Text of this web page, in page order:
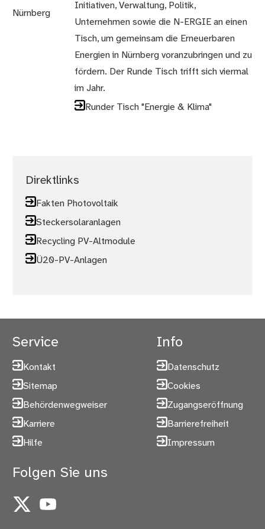
Initiativen, Verwaltung, Politik,
Unternehmen sowie die N-ERGIE an einen
Tisch, um gemeinsam die Erneuerbaren
Energien in Nürnberg voranzubringen und zu
fördern. Der Runde Tisch trifft sich viermal
im Jahr.
Runder Tisch "Energie & Klima"
Direktlinks
Fakten Photovoltaik
Steckersolaranlagen
Recycling PV-Altmodule
Ü20-PV-Anlagen
Service
Kontakt
Sitemap
Behördenwegweiser
Karriere
Hilfe
Info
Datenschutz
Cookies
Zugangseröffnung
Barrierefreiheit
Impressum
Folgen Sie uns
X YouTube